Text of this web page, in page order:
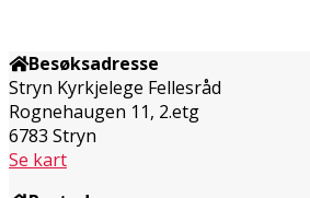
Besøksadresse
Stryn Kyrkjelege Fellesråd
Rognehaugen 11, 2.etg
6783 Stryn
Se kart